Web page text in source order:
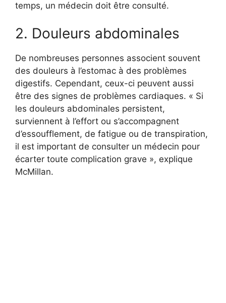
temps, un médecin doit être consulté.
2. Douleurs abdominales
De nombreuses personnes associent souvent
des douleurs à l’estomac à des problèmes
digestifs. Cependant, ceux-ci peuvent aussi
être des signes de problèmes cardiaques. « Si
les douleurs abdominales persistent,
surviennent à l’effort ou s’accompagnent
d’essoufflement, de fatigue ou de transpiration,
il est important de consulter un médecin pour
écarter toute complication grave », explique
McMillan.